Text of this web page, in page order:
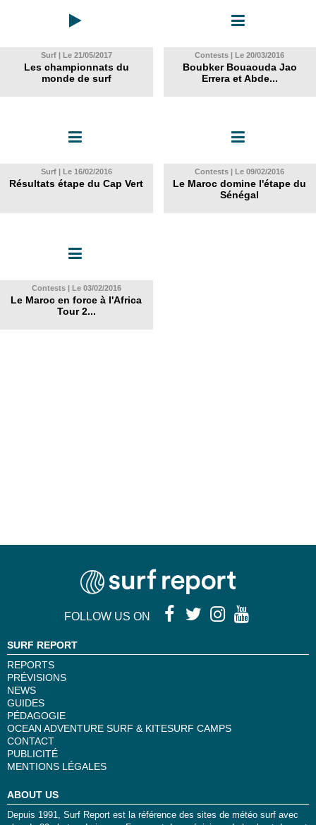
Surf | Le 21/05/2017
Les championnats du
monde de surf
Contests | Le 20/03/2016
Boubker Bouaouda Jao
Errera et Abde...
Surf | Le 16/02/2016
Résultats étape du Cap Vert
Contests | Le 09/02/2016
Le Maroc domine l'étape du
Sénégal
Contests | Le 03/02/2016
Le Maroc en force à l'Africa
Tour 2...
FOLLOW US ON
SURF REPORT
REPORTS
PRÉVISIONS
NEWS
GUIDES
PÉDAGOGIE
OCEAN ADVENTURE SURF & KITESURF CAMPS
CONTACT
PUBLICITÉ
MENTIONS LÉGALES
ABOUT US
Depuis 1991, Surf Report est la référence des sites de météo surf avec